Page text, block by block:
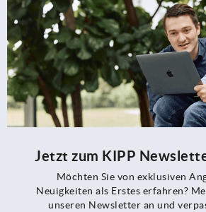
Jetzt zum KIPP
Möchten Sie von exklusiven
Neuigkeiten als Erstes erfahren?
unseren Newsletter an und